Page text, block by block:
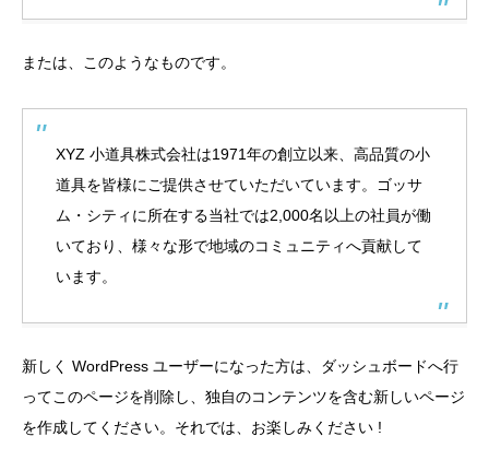
または、このようなものです。
XYZ 小道具株式会社は1971年の創立以来、高品質の小
道具を皆様にご提供させていただいています。ゴッサ
ム・シティに所在する当社では2,000名以上の社員が働
いており、様々な形で地域のコミュニティへ貢献して
います。
新しく WordPress ユーザーになった方は、 ダッシュボードへ行
ってこのページを削除し、独自のコンテンツを含む新しいページ
を作成してください。それでは、お楽しみください !